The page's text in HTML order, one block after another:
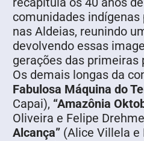
comunidades
nas Aldeias, reunindo
devolvendo essas
gerações das primeiras
Os demais longas da
Fabulosa Máquina do
Capai), “Amazônia
Oliveira e Felipe
Alcança” (Alice Villela e